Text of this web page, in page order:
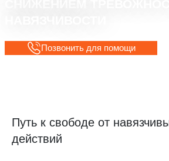
Позвонить для помощи
Путь к свободе от
действий